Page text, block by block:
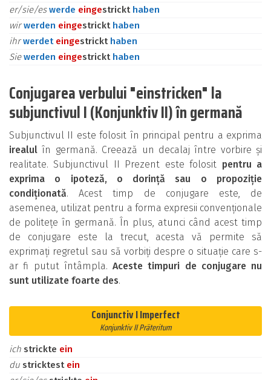
er/sie/eswerde eingestrickt haben
wirwerden eingestrickt haben
ihrwerdet eingestrickt haben
Siewerden eingestrickt haben
Conjugarea verbului "einstricken" la
subjunctivul I (Konjunktiv II) în germană
Subjunctivul II este folosit în principal pentru a exprima
irealul în germană. Creează un decalaj între vorbire și
realitate. Subjunctivul II Prezent este folosit pentru a
exprima o ipoteză, o dorință sau o propoziție
condiționată. Acest timp de conjugare este, de
asemenea, utilizat pentru a forma expresii convenționale
de politețe în germană. În plus, atunci când acest timp
de conjugare este la trecut, acesta vă permite să
exprimați regretul sau să vorbiți despre o situație care s-
ar fi putut întâmpla. Aceste timpuri de conjugare nu
sunt utilizate foarte des.
Conjunctiv I Imperfect
Konjunktiv II Präteritum
ich strickte ein
du stricktest ein